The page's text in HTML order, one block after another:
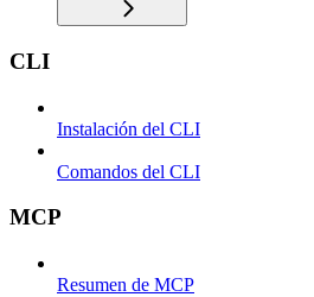
CLI
Instalación del CLI
Comandos del CLI
MCP
Resumen de MCP